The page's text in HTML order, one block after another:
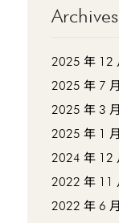
Archives
2025 年 12
2025 年 7 月
2025 年 3 月
2025 年 1 月
2024 年 12
2022 年 11
2022 年 6 月